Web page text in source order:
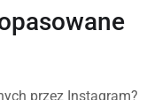
przez Instagram?